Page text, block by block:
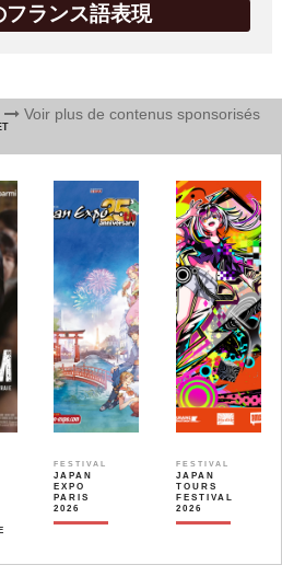
フランス語表現
Voir plus de contenus sponsorisés
FESTIVAL
JAPAN
EXPO
PARIS
2026
FESTIVAL
JAPAN
TOURS
FESTIVAL
2026